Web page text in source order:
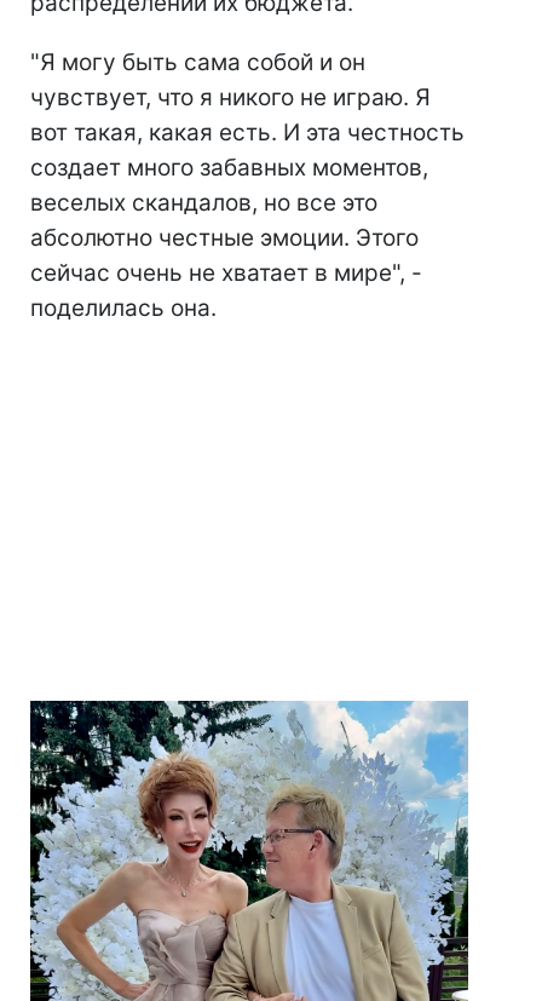
"Я могу быть сама собой и он
чувствует, что я никого не играю. Я
вот такая, какая есть. И эта честность
создает много забавных моментов,
веселых скандалов, но все это
абсолютно честные эмоции. Этого
сейчас очень не хватает в мире", -
поделилась она.